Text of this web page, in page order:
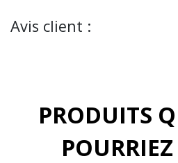
Avis client :
PRODUITS